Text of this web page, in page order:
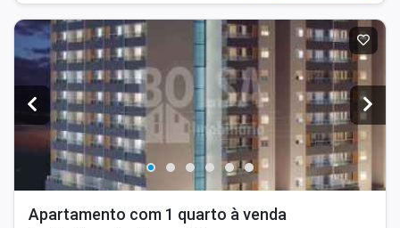
Apartamento com 1 quarto à venda